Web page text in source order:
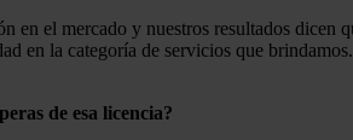
en el mercado y nuestros resultados dicen
en la categoría de servicios que
de esa licencia?